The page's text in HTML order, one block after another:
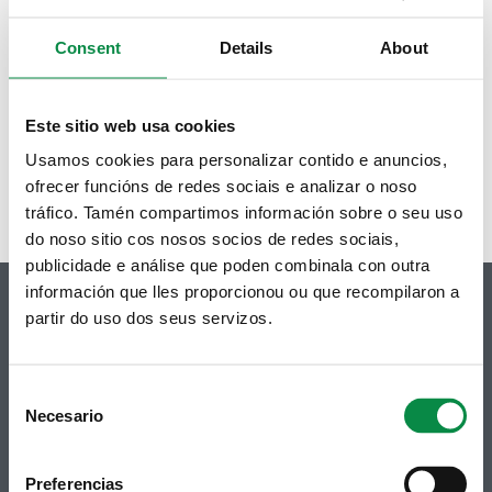
Consent Details About
Este sitio web usa cookies
Usamos cookies para personalizar contido e anuncios,
ofrecer funcións de redes sociais e analizar o noso
tráfico. Tamén compartimos información sobre o seu uso
do noso sitio cos nosos socios de redes sociais,
publicidade e análise que poden combinala con outra
información que lles proporcionou ou que recompilaron a
partir do uso dos seus servizos.
Selection
Necesario
Preferencias
Informes trimestrais de morosidade e de pagamento a
provedores 1T 2018
provedores 2T 2018
1 de 2 siguiente ›
Praza do Concello, 2 |15220
Bertamiráns (Ames)